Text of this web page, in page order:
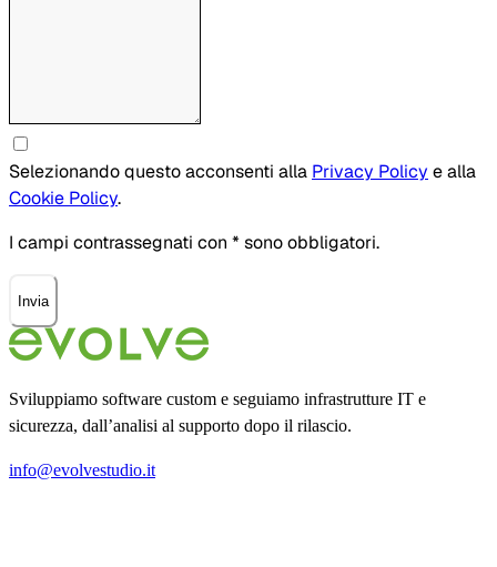
Selezionando questo acconsenti alla Privacy Policy e alla
Cookie Policy.
I campi contrassegnati con * sono obbligatori.
Invia
Sviluppiamo software custom e seguiamo infrastrutture IT e
sicurezza, dall’analisi al supporto dopo il rilascio.
info@evolvestudio.it